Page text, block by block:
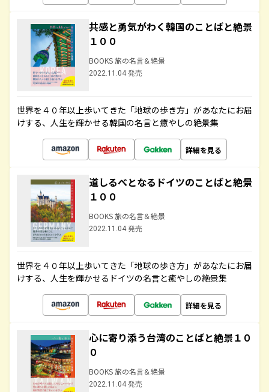
共感と勇気がわく韓国のことばと絶景
１００
BOOKS 旅の名言＆絶景
2022.11.04 発売
世界を４０年以上歩いてきた「地球の歩き方」があなたにお届
けする、人生を輝かせる韓国の名言と癒やしの絶景集
詳細を見る
道しるべとなるドイツのことばと絶景
１００
BOOKS 旅の名言＆絶景
2022.11.04 発売
世界を４０年以上歩いてきた「地球の歩き方」があなたにお届
けする、人生を輝かせるドイツの名言と癒やしの絶景集
詳細を見る
心に寄り添う台湾のことばと絶景１０
０
BOOKS 旅の名言＆絶景
2022.11.04 発売